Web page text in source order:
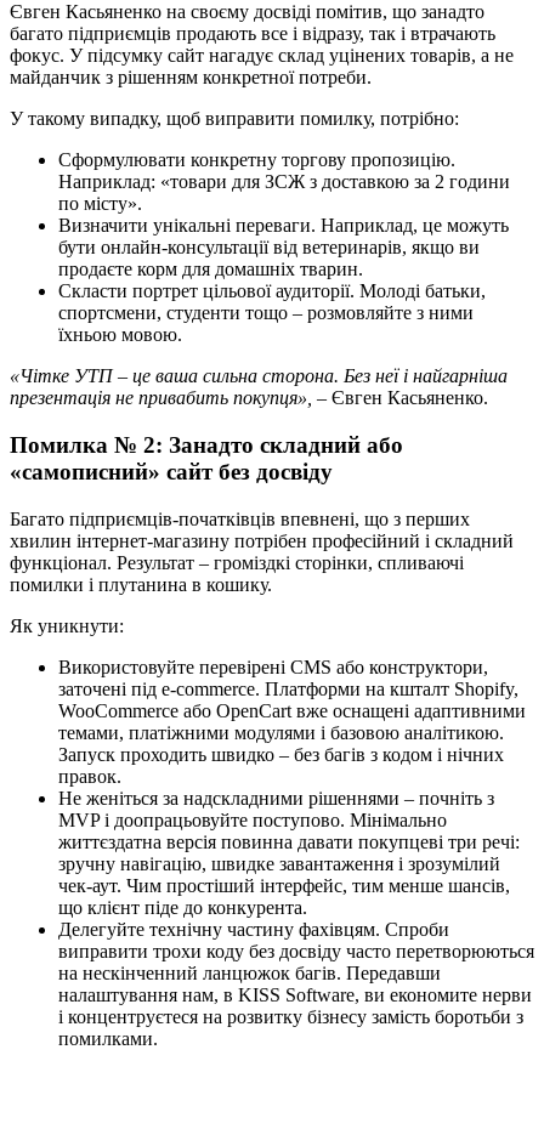
Євген Касьяненко на своєму досвіді помітив, що занадто
багато підприємців продають все і відразу, так і втрачають
фокус. У підсумку сайт нагадує склад уцінених товарів, а не
майданчик з рішенням конкретної потреби.
У такому випадку, щоб виправити помилку, потрібно:
Сформулювати конкретну торгову пропозицію.
Наприклад: «товари для ЗСЖ з доставкою за 2 години
по місту».
Визначити унікальні переваги. Наприклад, це можуть
бути онлайн-консультації від ветеринарів, якщо ви
продаєте корм для домашніх тварин.
Скласти портрет цільової аудиторії. Молоді батьки,
спортсмени, студенти тощо – розмовляйте з ними
їхньою мовою.
«Чітке УТП – це ваша сильна сторона. Без неї і найгарніша
презентація не привабить покупця», – Євген Касьяненко.
Помилка № 2: Занадто складний або
«самописний» сайт без досвіду
Багато підприємців-початківців впевнені, що з перших
хвилин інтернет-магазину потрібен професійний і складний
функціонал. Результат – громіздкі сторінки, спливаючі
помилки і плутанина в кошику.
Як уникнути:
Використовуйте перевірені CMS або конструктори,
заточені під e-commerce. Платформи на кшталт Shopify,
WooCommerce або OpenCart вже оснащені адаптивними
темами, платіжними модулями і базовою аналітикою.
Запуск проходить швидко – без багів з кодом і нічних
правок.
Не женіться за надскладними рішеннями – почніть з
MVP і доопрацьовуйте поступово. Мінімально
життєздатна версія повинна давати покупцеві три речі:
зручну навігацію, швидке завантаження і зрозумілий
чек-аут. Чим простіший інтерфейс, тим менше шансів,
що клієнт піде до конкурента.
Делегуйте технічну частину фахівцям. Спроби
виправити трохи коду без досвіду часто перетворюються
на нескінченний ланцюжок багів. Передавши
налаштування нам, в KISS Software, ви економите нерви
і концентруєтеся на розвитку бізнесу замість боротьби з
помилками.